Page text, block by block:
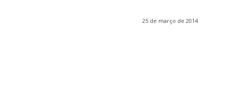
25 de março de 2014